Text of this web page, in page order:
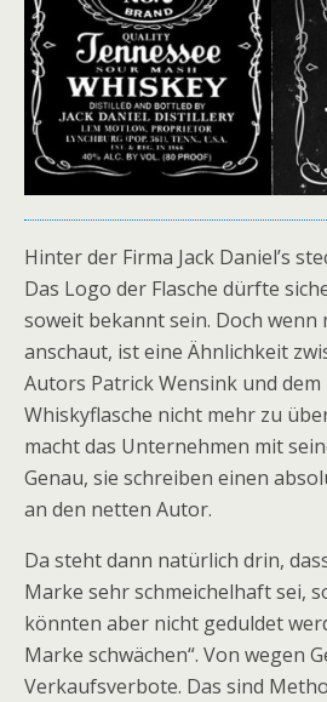
Hinter der Firma Jack Daniel’s
Das Logo der Flasche dürfte
soweit bekannt sein. Doch wenn
anschaut, ist eine Ähnlichkeit
Autors Patrick Wensink und
Whiskyflasche nicht mehr zu
macht das Unternehmen mit
Genau, sie schreiben einen
an den netten Autor.
Da steht dann natürlich drin,
Marke sehr schmeichelhaft sei,
könnten aber nicht geduldet
Marke schwächen“. Von wegen
Verkaufsverbote. Das sind